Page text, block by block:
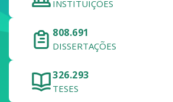
INSTITUIÇÕES
808.691
DISSERTAÇÕES
326.293
TESES